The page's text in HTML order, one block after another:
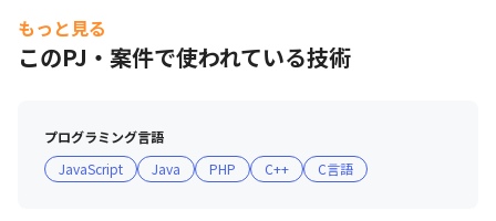
もっと見る
このPJ・案件で使われている技術
プログラミング言語
JavaScript
Java PHP C++ C言語